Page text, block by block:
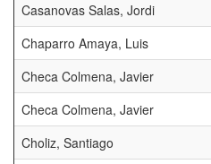
Casanovas Salas, Jordi
Chaparro Amaya, Luis
Checa Colmena, Javier
Checa Colmena, Javier
Choliz, Santiago